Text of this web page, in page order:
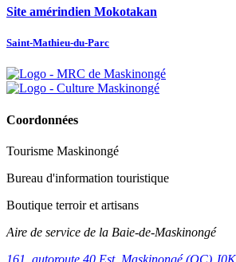
Site amérindien Mokotakan
Saint-Mathieu-du-Parc
Coordonnées
Tourisme Maskinongé
Bureau d'information touristique
Boutique terroir et artisans
Aire de service de la Baie-de-Maskinongé
161, autoroute 40 Est, Maskinongé (QC)